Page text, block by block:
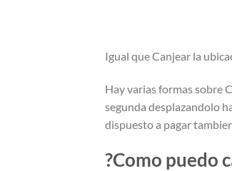
Igual que Canjear la
Hay varias formas sobre
segunda desplazandolo
dispuesto a pagar
?Como puedo